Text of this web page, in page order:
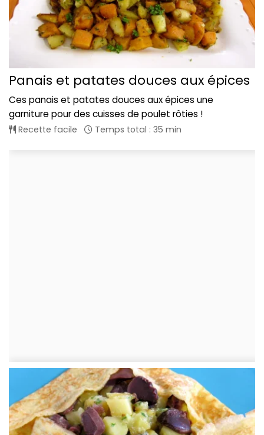
Panais et patates douces aux épices
Ces panais et patates douces aux épices une
garniture pour des cuisses de poulet rôties !
Recette facile Temps total : 35 min